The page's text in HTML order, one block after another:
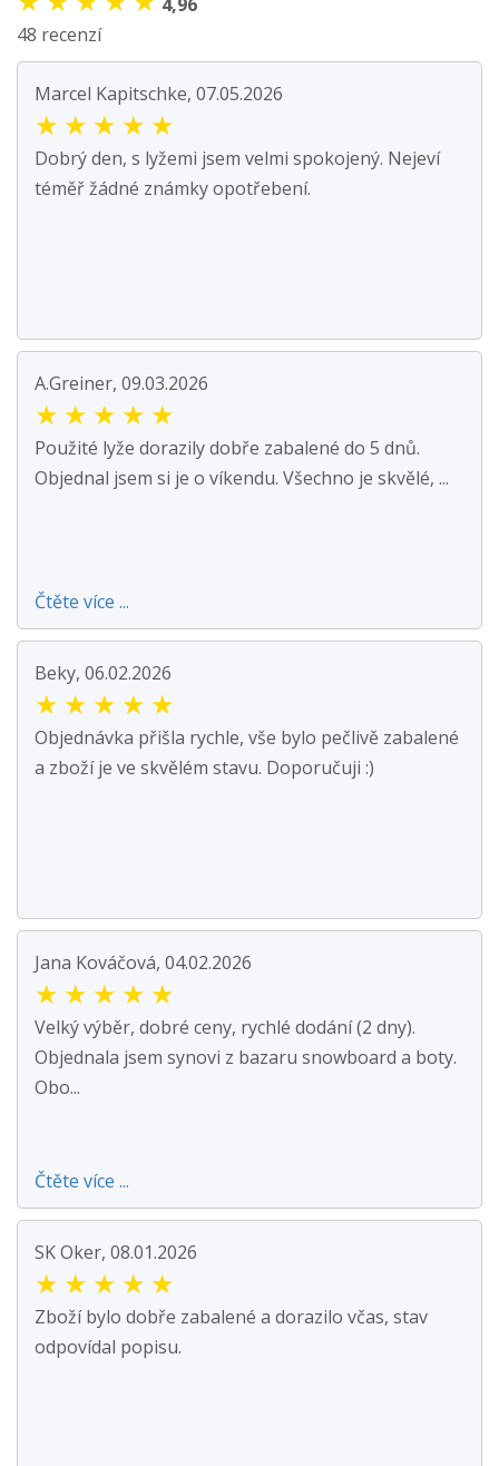
48 recenzí
Marcel Kapitschke, 07.05.2026
★ ★ ★ ★ ★
Dobrý den, s lyžemi jsem velmi spokojený. Nejeví
téměř žádné známky opotřebení.
A.Greiner, 09.03.2026
★ ★ ★ ★ ★
Použité lyže dorazily dobře zabalené do 5 dnů.
Objednal jsem si je o víkendu. Všechno je skvělé, ...
Čtěte více ...
Beky, 06.02.2026
★ ★ ★ ★ ★
Objednávka přišla rychle, vše bylo pečlivě zabalené
a zboží je ve skvělém stavu. Doporučuji :)
Jana Kováčová, 04.02.2026
★ ★ ★ ★ ★
Velký výběr, dobré ceny, rychlé dodání (2 dny).
Objednala jsem synovi z bazaru snowboard a boty.
Obo...
Čtěte více ...
SK Oker, 08.01.2026
★ ★ ★ ★ ★
Zboží bylo dobře zabalené a dorazilo včas, stav
odpovídal popisu.